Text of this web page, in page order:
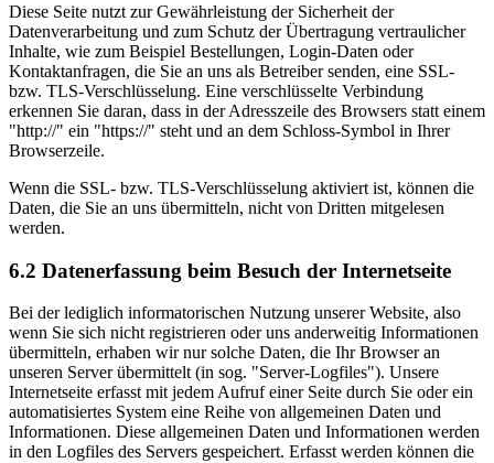
Diese Seite nutzt zur Gewährleistung der Sicherheit der
Datenverarbeitung und zum Schutz der Übertragung vertraulicher
Inhalte, wie zum Beispiel Bestellungen, Login-Daten oder
Kontaktanfragen, die Sie an uns als Betreiber senden, eine SSL-
bzw. TLS-Verschlüsselung. Eine verschlüsselte Verbindung
erkennen Sie daran, dass in der Adresszeile des Browsers statt einem
"http://" ein "https://" steht und an dem Schloss-Symbol in Ihrer
Browserzeile.
Wenn die SSL- bzw. TLS-Verschlüsselung aktiviert ist, können die
Daten, die Sie an uns übermitteln, nicht von Dritten mitgelesen
werden.
6.2 Datenerfassung beim Besuch der Internetseite
Bei der lediglich informatorischen Nutzung unserer Website, also
wenn Sie sich nicht registrieren oder uns anderweitig Informationen
übermitteln, erhaben wir nur solche Daten, die Ihr Browser an
unseren Server übermittelt (in sog. "Server-Logfiles"). Unsere
Internetseite erfasst mit jedem Aufruf einer Seite durch Sie oder ein
automatisiertes System eine Reihe von allgemeinen Daten und
Informationen. Diese allgemeinen Daten und Informationen werden
in den Logfiles des Servers gespeichert. Erfasst werden können die